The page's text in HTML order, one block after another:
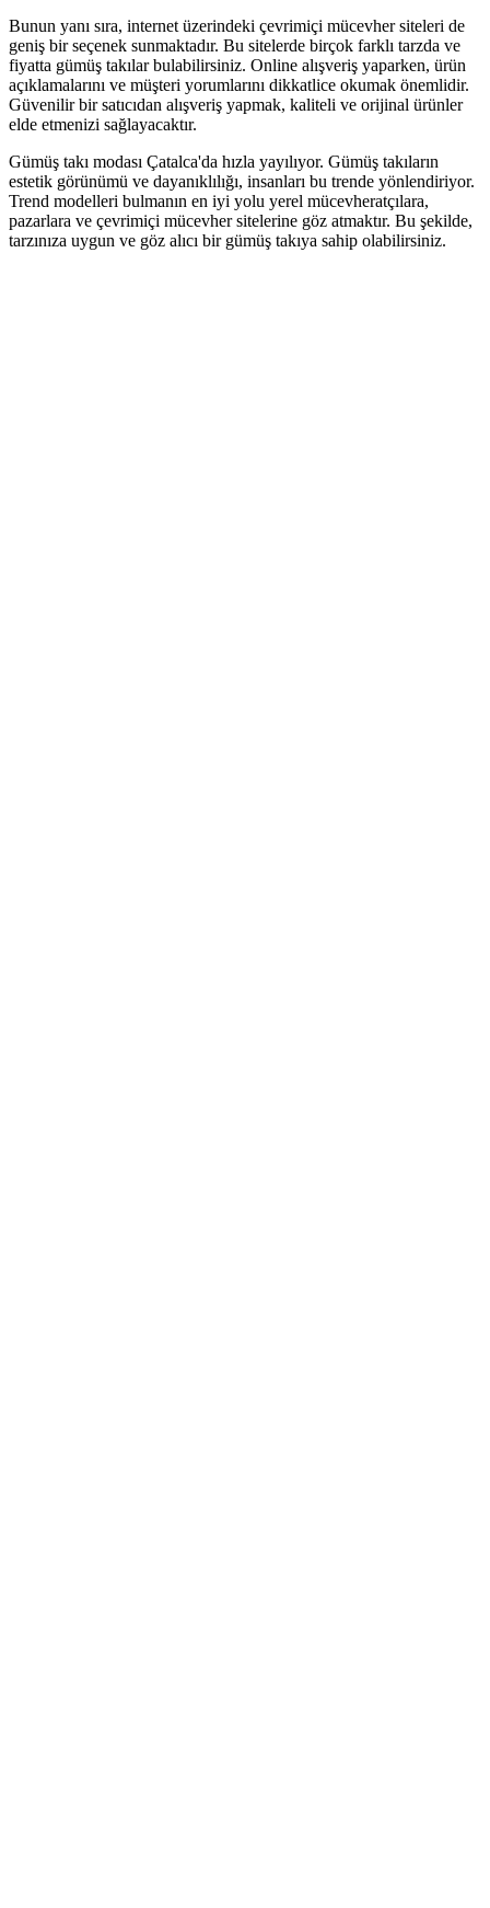
Bunun yanı sıra, internet üzerindeki çevrimiçi mücevher siteleri de
geniş bir seçenek sunmaktadır. Bu sitelerde birçok farklı tarzda ve
fiyatta gümüş takılar bulabilirsiniz. Online alışveriş yaparken, ürün
açıklamalarını ve müşteri yorumlarını dikkatlice okumak önemlidir.
Güvenilir bir satıcıdan alışveriş yapmak, kaliteli ve orijinal ürünler
elde etmenizi sağlayacaktır.
Gümüş takı modası Çatalca'da hızla yayılıyor. Gümüş takıların
estetik görünümü ve dayanıklılığı, insanları bu trende yönlendiriyor.
Trend modelleri bulmanın en iyi yolu yerel mücevheratçılara,
pazarlara ve çevrimiçi mücevher sitelerine göz atmaktır. Bu şekilde,
tarzınıza uygun ve göz alıcı bir gümüş takıya sahip olabilirsiniz.